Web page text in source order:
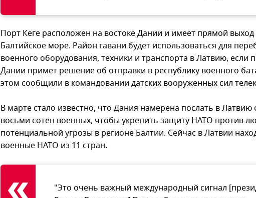
Порт Кеге расположен на востоке Дании и имеет прямой выход
Балтийское море. Район гавани будет использоваться для
военного оборудования, техники и транспорта в Латвию, если
Дании примет решение об отправки в республику военного
этом сообщили в командовании датских вооруженных сил
В марте стало известно, что Дания намерена послать в Латвию
восьми сотен военных, чтобы укрепить защиту НАТО против
потенциальной угрозы в регионе Балтии. Сейчас в Латвии
военные НАТО из 11 стран.
"Это очень важный международный сигнал